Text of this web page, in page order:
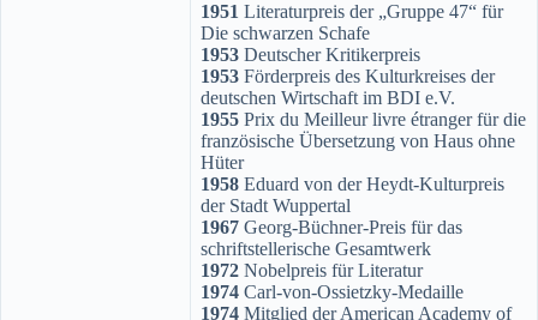
1951 Literaturpreis der „Gruppe 47“ für
Die schwarzen Schafe
1953 Deutscher Kritikerpreis
1953 Förderpreis des Kulturkreises der
deutschen Wirtschaft im BDI e.V.
1955 Prix du Meilleur livre étranger für die
französische Übersetzung von Haus ohne
Hüter
1958 Eduard von der Heydt-Kulturpreis
der Stadt Wuppertal
1967 Georg-Büchner-Preis für das
schriftstellerische Gesamtwerk
1972 Nobelpreis für Literatur
1974 Carl-von-Ossietzky-Medaille
1974 Mitglied der American Academy of